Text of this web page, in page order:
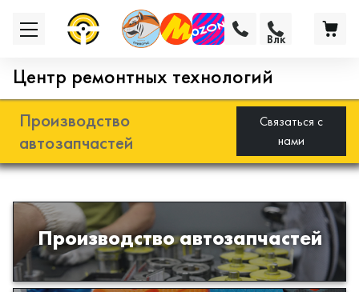
Центр ремонтных технологий
Производство
автозапчастей
Связаться с
нами
Производство автозапчастей
Разработка и производство деталей
из эластомеров для подвески
автомобиля
Влк